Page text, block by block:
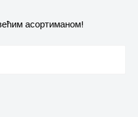
опреми
асортиманом!